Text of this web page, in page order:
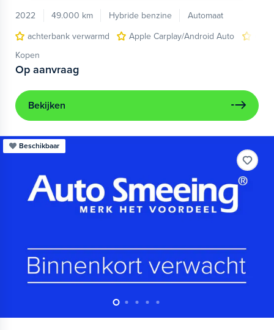
2022
49.000 km Hybride benzine
Automaat
achterbank verwarmd
Apple Carplay/Android Auto
Kopen
Op aanvraag
Bekijken
Beschikbaar